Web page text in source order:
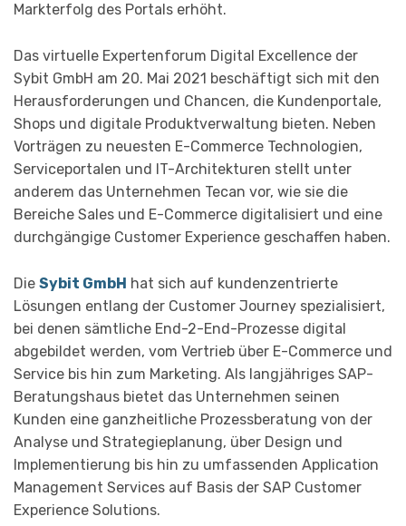
Markterfolg des Portals erhöht.
Das virtuelle Expertenforum Digital Excellence der
Sybit GmbH am 20. Mai 2021 beschäftigt sich mit den
Herausforderungen und Chancen, die Kundenportale,
Shops und digitale Produktverwaltung bieten. Neben
Vorträgen zu neuesten E-Commerce Technologien,
Serviceportalen und IT-Architekturen stellt unter
anderem das Unternehmen Tecan vor, wie sie die
Bereiche Sales und E-Commerce digitalisiert und eine
durchgängige Customer Experience geschaffen haben.
Die Sybit GmbH hat sich auf kundenzentrierte
Lösungen entlang der Customer Journey spezialisiert,
bei denen sämtliche End-2-End-Prozesse digital
abgebildet werden, vom Vertrieb über E-Commerce und
Service bis hin zum Marketing. Als langjähriges SAP-
Beratungshaus bietet das Unternehmen seinen
Kunden eine ganzheitliche Prozessberatung von der
Analyse und Strategieplanung, über Design und
Implementierung bis hin zu umfassenden Application
Management Services auf Basis der SAP Customer
Experience Solutions.